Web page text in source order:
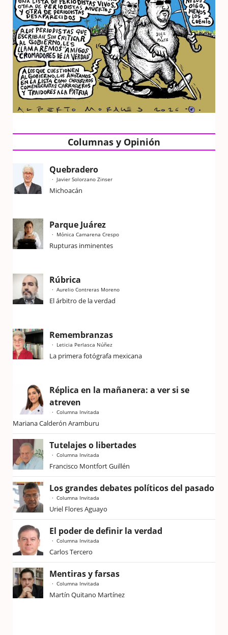
Columnas y Opinión
Quebradero
Javier Solorzano Zinser
Michoacán
Parque Juárez
Mónica Camarena Crespo
Rupturas inminentes
Rúbrica
Aurelio Contreras Moreno
El árbitro de la verdad
Remembranzas
Leticia Perlasca Núñez
La primera fotógrafa mexicana
Réplica en la mañanera: a ver si se
atreven
Columna Invitada
Mariana Calderón Aramburu
Tutelajes o libertades
Columna Invitada
Francisco Montfort Guillén
Los grandes debates políticos del pasado
Columna Invitada
Uriel Flores Aguayo
El poder de definir la verdad
Columna Invitada
Carlos Tercero
Mentiras y farsas
Columna Invitada
Martín Quitano Martínez